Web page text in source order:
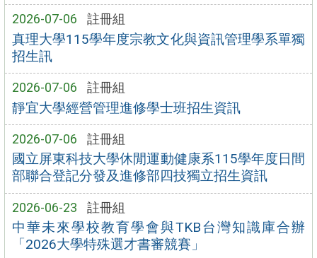
2026-07-06 註冊組
真理大學115學年度宗教文化與資訊管理學系單獨
招生訊
2026-07-06 註冊組
靜宜大學經營管理進修學士班招生資訊
2026-07-06 註冊組
國立屏東科技大學休閒運動健康系115學年度日間
部聯合登記分發及進修部四技獨立招生資訊
2026-06-23 註冊組
中華未來學校教育學會與TKB台灣知識庫合辦
「2026大學特殊選才書審競賽」